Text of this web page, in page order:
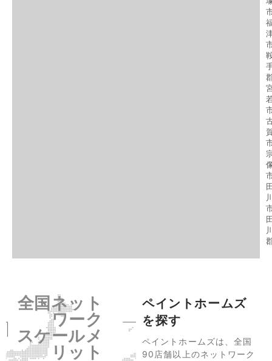
全国ネット
ワーク
スケールメ
リット
ペイントホームズ
を探す
ペイントホームズは、全国
90店舗以上のネットワーク